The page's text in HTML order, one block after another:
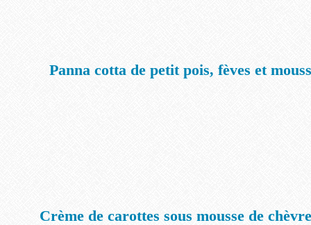
Panna cotta de petit pois, fèves et
Crème de carottes sous mousse de